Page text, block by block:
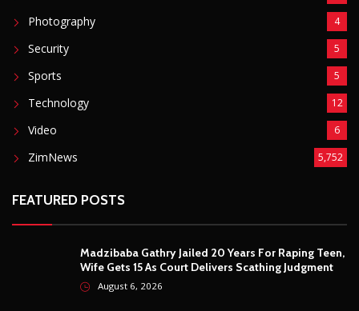
Photography 4
Security 5
Sports 5
Technology 12
Video 6
ZimNews 5,752
FEATURED POSTS
Madzibaba Gathry Jailed 20 Years For Raping Teen,
Wife Gets 15 As Court Delivers Scathing Judgment
August 6, 2026